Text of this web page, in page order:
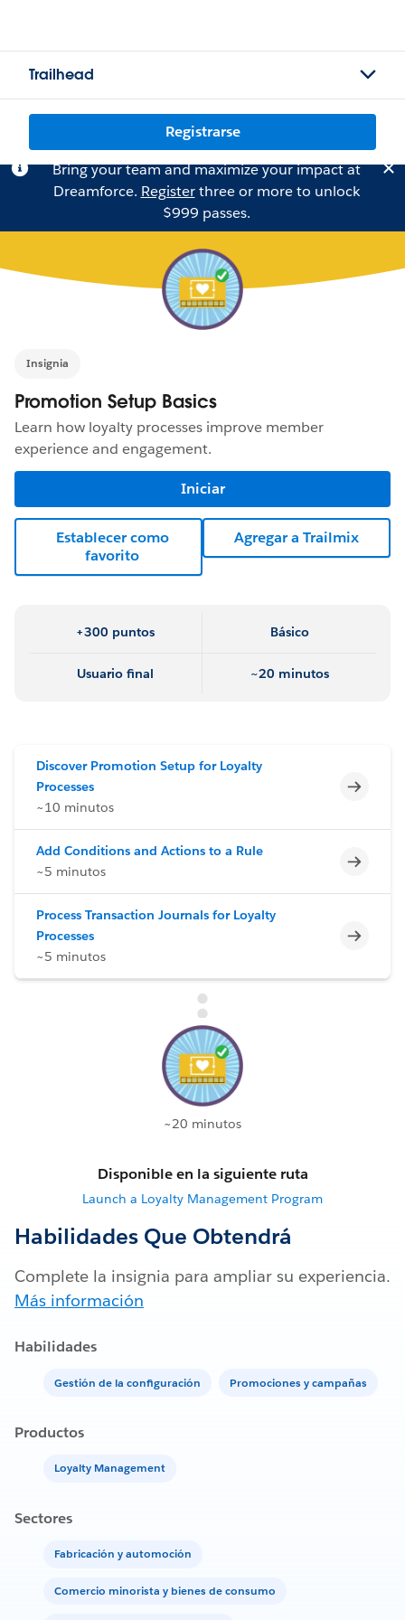
Trailhead
Registrarse
Bring your team and maximize your impact at
Dreamforce. Registerthree or more to unlock
$999 passes.
Insignia
Promotion Setup Basics
Learn how loyalty processes improve member
experience and engagement.
Iniciar
Establecer como
favorito
Agregar a Trailmix
+300 puntos Básico
Usuario final ~20 minutos
Discover Promotion Setup for Loyalty
Processes
~10 minutos
Add Conditions and Actions to a Rule
~5 minutos
Process Transaction Journals for Loyalty
Processes
~5 minutos
~20 minutos
Disponible en la siguiente ruta
Launch a Loyalty Management Program
Habilidades Que Obtendrá
Complete la insignia para ampliar su experiencia.
Más información
Habilidades
Gestión de la configuración Promociones y campañas
Productos
Loyalty Management
Sectores
Fabricación y automoción
Comercio minorista y bienes de consumo